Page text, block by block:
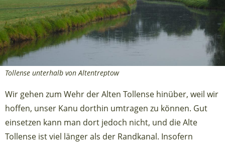
Tollense unterhalb von Altentreptow
Wir gehen zum Wehr der Alten Tollense hinüber, weil wir
hoffen, unser Kanu dorthin umtragen zu können. Gut
einsetzen kann man dort jedoch nicht, und die Alte
Tollense ist viel länger als der Randkanal. Insofern